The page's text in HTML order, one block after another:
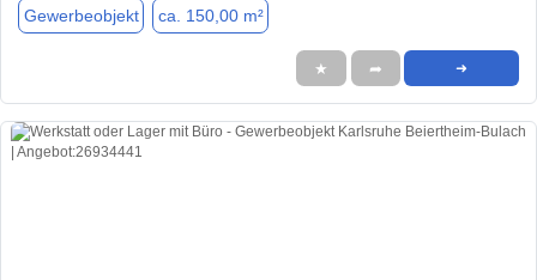
Gewerbeobjekt ca. 150,00 m²
★ ➦ ➜